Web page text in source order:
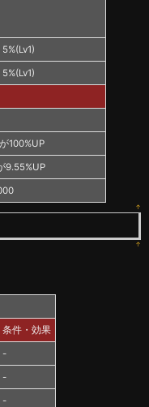
100%UP
9.55%UP
↑
↑
条件・効果
-
-
-